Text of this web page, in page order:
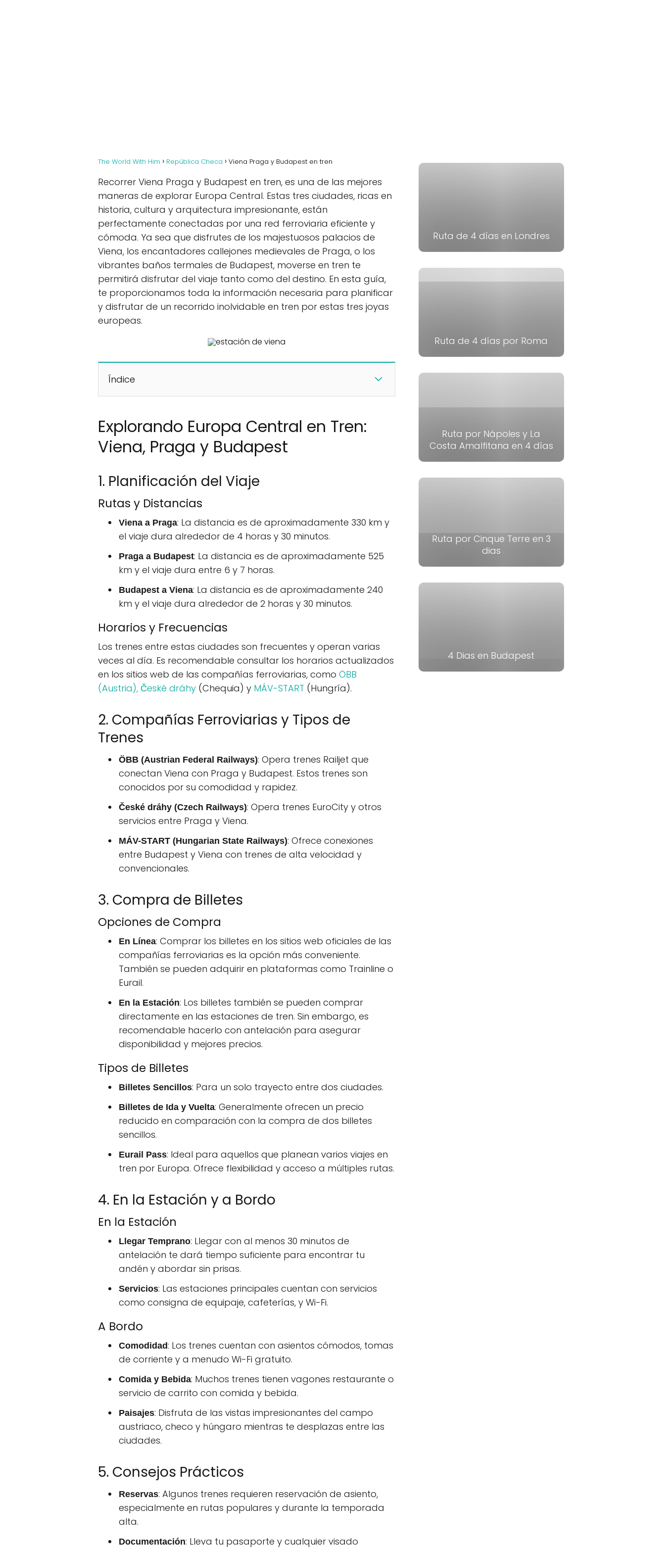
The World With Him República Checa Viena Praga y Budapest en tren
Recorrer Viena Praga y Budapest en tren, es una de las mejores
maneras de explorar Europa Central. Estas tres ciudades, ricas en
historia, cultura y arquitectura impresionante, están
perfectamente conectadas por una red ferroviaria eficiente y
cómoda. Ya sea que disfrutes de los majestuosos palacios de
Viena, los encantadores callejones medievales de Praga, o los
vibrantes baños termales de Budapest, moverse en tren te
permitirá disfrutar del viaje tanto como del destino. En esta guía,
te proporcionamos toda la información necesaria para planificar
y disfrutar de un recorrido inolvidable en tren por estas tres joyas
europeas.
Índice
Explorando Europa Central en Tren:
Viena, Praga y Budapest
1. Planificación del Viaje
Rutas y Distancias
Viena a Praga: La distancia es de aproximadamente 330 km y
el viaje dura alrededor de 4 horas y 30 minutos.
Praga a Budapest: La distancia es de aproximadamente 525
km y el viaje dura entre 6 y 7 horas.
Budapest a Viena: La distancia es de aproximadamente 240
km y el viaje dura alrededor de 2 horas y 30 minutos.
Horarios y Frecuencias
Los trenes entre estas ciudades son frecuentes y operan varias
veces al día. Es recomendable consultar los horarios actualizados
en los sitios web de las compañías ferroviarias, como ÖBB
(Austria), České dráhy (Chequia) y MÁV-START (Hungría).
2. Compañías Ferroviarias y Tipos de
Trenes
ÖBB (Austrian Federal Railways): Opera trenes Railjet que
conectan Viena con Praga y Budapest. Estos trenes son
conocidos por su comodidad y rapidez.
České dráhy (Czech Railways): Opera trenes EuroCity y otros
servicios entre Praga y Viena.
MÁV-START (Hungarian State Railways): Ofrece conexiones
entre Budapest y Viena con trenes de alta velocidad y
convencionales.
3. Compra de Billetes
Opciones de Compra
En Línea: Comprar los billetes en los sitios web oficiales de las
compañías ferroviarias es la opción más conveniente.
También se pueden adquirir en plataformas como Trainline o
Eurail.
En la Estación: Los billetes también se pueden comprar
directamente en las estaciones de tren. Sin embargo, es
recomendable hacerlo con antelación para asegurar
disponibilidad y mejores precios.
Tipos de Billetes
Billetes Sencillos: Para un solo trayecto entre dos ciudades.
Billetes de Ida y Vuelta: Generalmente ofrecen un precio
reducido en comparación con la compra de dos billetes
sencillos.
Eurail Pass: Ideal para aquellos que planean varios viajes en
tren por Europa. Ofrece flexibilidad y acceso a múltiples rutas.
4. En la Estación y a Bordo
En la Estación
Llegar Temprano: Llegar con al menos 30 minutos de
antelación te dará tiempo suficiente para encontrar tu
andén y abordar sin prisas.
Servicios: Las estaciones principales cuentan con servicios
como consigna de equipaje, cafeterías, y Wi-Fi.
A Bordo
Comodidad: Los trenes cuentan con asientos cómodos, tomas
de corriente y a menudo Wi-Fi gratuito.
Comida y Bebida: Muchos trenes tienen vagones restaurante o
servicio de carrito con comida y bebida.
Paisajes: Disfruta de las vistas impresionantes del campo
austriaco, checo y húngaro mientras te desplazas entre las
ciudades.
5. Consejos Prácticos
Reservas: Algunos trenes requieren reservación de asiento,
especialmente en rutas populares y durante la temporada
alta.
Documentación: Lleva tu pasaporte y cualquier visado
Ruta de 4 días en Londres
Ruta de 4 días por Roma
Ruta por Nápoles y La
Costa Amalfitana en 4 días
Ruta por Cinque Terre en 3
dias
4 Dias en Budapest